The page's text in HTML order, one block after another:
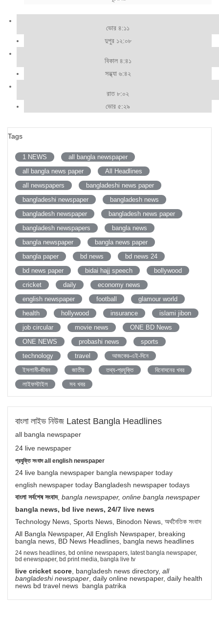
ভোর ৪:১১
দুপুর ১২:০৮
বিকাল ৪:৪১
সন্ধ্যা ৬:৪২
রাত ৮:০২
ভোর ৫:২৯
Tags
1 NEWS
all bangla newspaper
all bangla news paper
All Headlines
all newspapers
bangladeshi news paper
bangladeshi newspaper
bangladesh news
bangladesh newspaper
bangladesh news paper
bangladesh newspapers
bangla news
bangla newspaper
bangla news paper
bangla paper
bd news
bd news 24
bd news paper
bidai hajj speech
bollywood
cricket
daily
economy news
english newspaper
football
glamour world
health
hollywood insurance
islami jibon
job circular
movie news
ONE BD News
ONE NEWS
probashi news
sports
technology
travel
আজকের-এই-দিনে
ইসলামী-জীবন
জাতীয় তথ্য-প্রযুক্তি
বিনোদনের খবর
লাইফস্টাইল
সব খবর
বাংলা লাইভ নিউজ Latest Bangla Headlines
all bangla newspaper
24 live newspaper
প্রযুক্তি সংবাদ all english newspaper
24 live bangla newspaper bangla newspaper today
english newspaper today Bangladesh newspaper todays
বাংলা সর্বশেষ সংবাদ, bangla newspaper, online bangla newspaper
bangla news, bd live news, 24/7 live news
Technology News, Sports News, Binodon News, অর্থনৈতিক সংবাদ
All Bangla Newspaper, All English Newspaper, breaking
bangla news, BD News Headlines, bangla news headlines
24 news headlines, bd online newspapers, latest bangla newspaper,
bd enewspaper, bd print media, bangla live tv
live cricket score , bangladesh news directory, all
bangladeshi newspaper , daily online newspaper, daily health
news bd travel news bangla patrika